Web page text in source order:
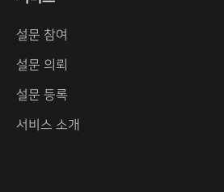
설문 참여
설문 의뢰
설문 등록
서비스 소개